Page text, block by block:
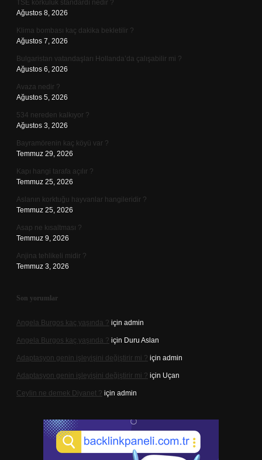
TSE korkuluk standardı nedir ?
Ağustos 8, 2026
Klima bombası kaç dakika bekletilir ?
Ağustos 7, 2026
Bulgaristan vatandaşları Hollanda’da çalışabilir mi ?
Ağustos 6, 2026
Avaza nedir ?
Ağustos 5, 2026
534 nereden kalkıyor ?
Ağustos 3, 2026
Bayramörenin kaç köyü var ?
Temmuz 29, 2026
Kapı hangi tarafa açılır ?
Temmuz 25, 2026
Aslanın korktuğu hayvanlar hangileridir ?
Temmuz 25, 2026
Asap ne kısaltması ?
Temmuz 9, 2026
Anjina tehlikeli midir ?
Temmuz 3, 2026
Son yorumlar
Angela Burgos kaç yaşında ? için admin
Angela Burgos kaç yaşında ? için Duru Aslan
Adaptasyon genin işleyişini değiştirir mi ? için admin
Adaptasyon genin işleyişini değiştirir mi ? için Uçan
Ceylin ne demek Diyanet ? için admin